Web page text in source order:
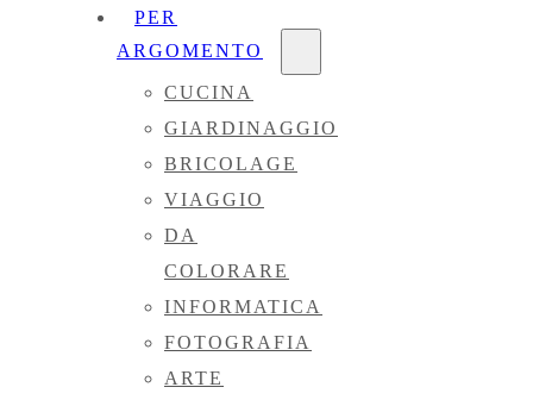
PER
ARGOMENTO
CUCINA
GIARDINAGGIO
BRICOLAGE
VIAGGIO
DA
COLORARE
INFORMATICA
FOTOGRAFIA
ARTE